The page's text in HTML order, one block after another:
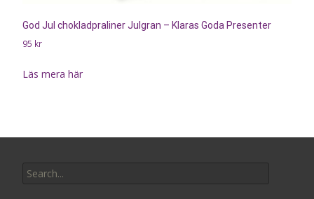
God Jul chokladpraliner Julgran – Klaras Goda Presenter
95 kr
Läs mera här
for: